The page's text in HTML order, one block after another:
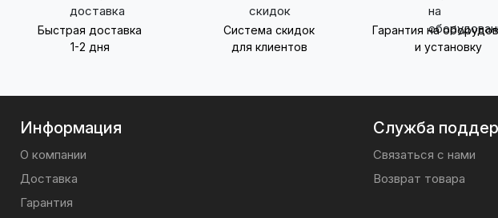
Быстрая доставка
1-2 дня
Система скидок
для клиентов
Гарантия на
и установку
Информация
О компании
Доставка
Гарантия
Служба
Связаться с нами
Возврат товара